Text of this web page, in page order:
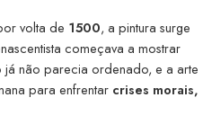
volta de 1500, a pintura surge
começava a mostrar
já não parecia ordenado, e a arte
para enfrentar crises morais,